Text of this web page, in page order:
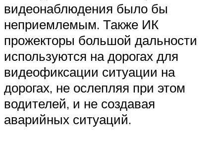
видеонаблюдения было бы
неприемлемым. Также ИК
прожекторы большой дальности
используются на дорогах для
видеофиксации ситуации на
дорогах, не ослепляя при этом
водителей, и не создавая
аварийных ситуаций.